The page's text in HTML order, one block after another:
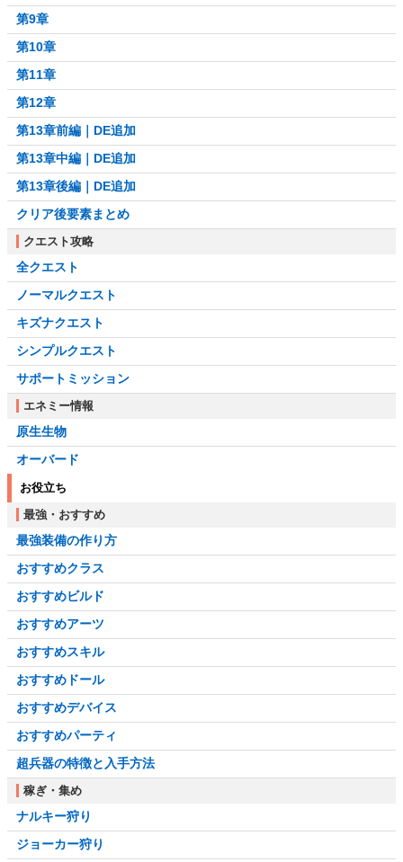
第9章
第10章
第11章
第12章
第13章前編｜DE追加
第13章中編｜DE追加
第13章後編｜DE追加
クリア後要素まとめ
クエスト攻略
全クエスト
ノーマルクエスト
キズナクエスト
シンプルクエスト
サポートミッション
エネミー情報
原生生物
オーバード
お役立ち
最強・おすすめ
最強装備の作り方
おすすめクラス
おすすめビルド
おすすめアーツ
おすすめスキル
おすすめドール
おすすめデバイス
おすすめパーティ
超兵器の特徴と入手方法
稼ぎ・集め
ナルキー狩り
ジョーカー狩り